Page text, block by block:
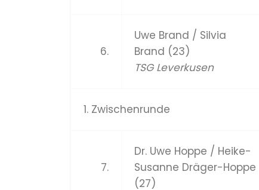
6.
Uwe Brand / Silvia
Brand (23)
TSG Leverkusen
1. Zwischenrunde
7.
Dr. Uwe Hoppe / Heike-
Susanne Dräger-Hoppe
(27)